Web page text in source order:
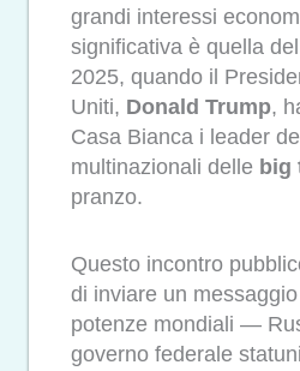
grandi interessi
significativa è quella
2025, quando il
Uniti, Donald Trump,
Casa Bianca i leader
multinazionali delle big
pranzo.
Questo incontro
di inviare un
potenze mondiali —
governo federale